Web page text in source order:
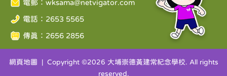
電郵： wksama@netvigator.com
電話：2653 5565
傳真：2656 2856
網頁地圖 | Copyright ©2026 大埔崇德黃建常紀念學校. All rights
reserved.